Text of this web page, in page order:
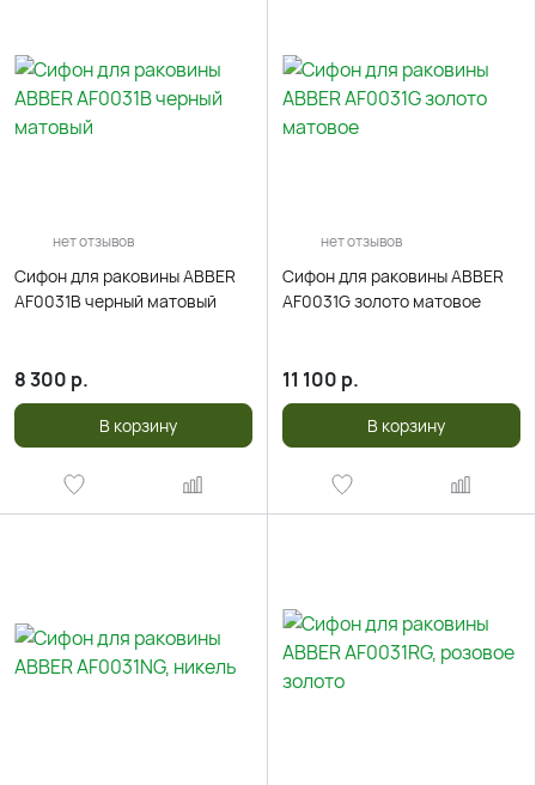
нет отзывов
Сифон для раковины ABBER
AF0031B черный матовый
8 300 р.
В корзину
нет отзывов
Сифон для раковины ABBER
AF0031G золото матовое
11 100 р.
В корзину